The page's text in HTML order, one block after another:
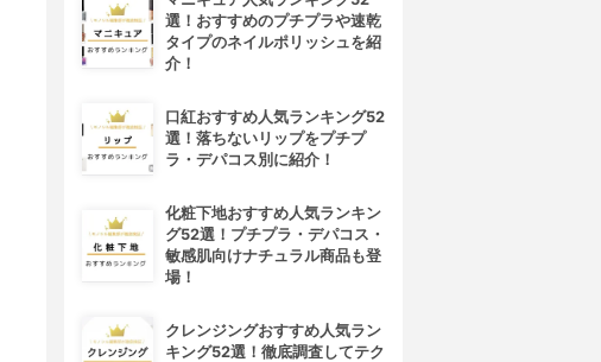
選！おすすめのプチプラや速乾
タイプのネイルポリッシュを紹
介！
口紅おすすめ人気ランキング52
選！落ちないリップをプチプ
ラ・デパコス別に紹介！
化粧下地おすすめ人気ランキン
グ52選！プチプラ・デパコス・
敏感肌向けナチュラル商品も登
場！
クレンジングおすすめ人気ラン
キング52選！徹底調査してテク